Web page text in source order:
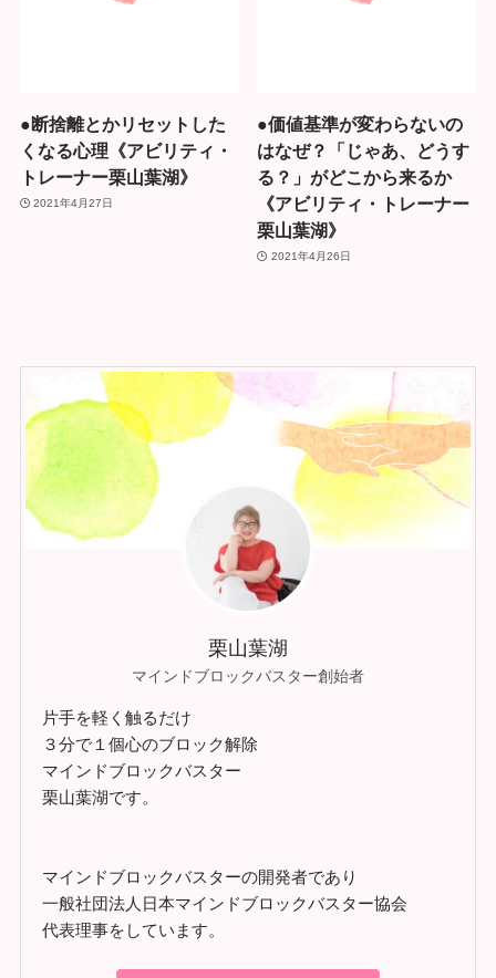
●断捨離とかリセットした
くなる心理《アビリティ・
トレーナー栗山葉湖》
2021年4月27日
●価値基準が変わらないの
はなぜ？「じゃあ、どうす
る？」がどこから来るか
《アビリティ・トレーナー
栗山葉湖》
2021年4月26日
栗山葉湖
マインドブロックバスター創始者
片手を軽く触るだけ
３分で１個心のブロック解除
マインドブロックバスター
栗山葉湖です。
マインドブロックバスターの開発者であり
一般社団法人日本マインドブロックバスター協会
代表理事をしています。